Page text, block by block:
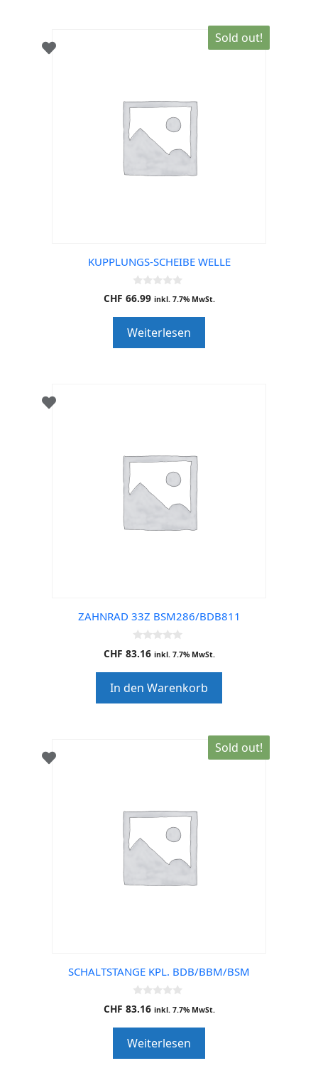
Sold out!
KUPPLUNGS-SCHEIBE WELLE
0
o
o
f
5
CHF 66.99 inkl. 7.7% MwSt.
Weiterlesen
ZAHNRAD 33Z BSM286/BDB811
0
o
o
f
5
CHF 83.16 inkl. 7.7% MwSt.
In den Warenkorb
Sold out!
SCHALTSTANGE KPL. BDB/BBM/BSM
0
o
o
f
5
CHF 83.16 inkl. 7.7% MwSt.
Weiterlesen